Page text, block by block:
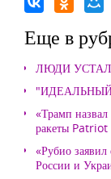
Еще в
ЛЮДИ
«Трамп
ракеты Patriot
«Рубио
России и